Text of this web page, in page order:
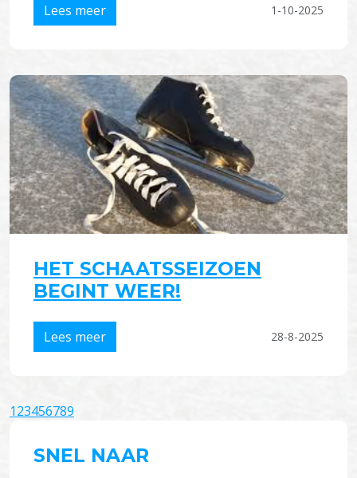
Lees meer 1-10-2025
HET SCHAATSSEIZOEN
BEGINT WEER!
Lees meer 28-8-2025
123456789
SNEL NAAR